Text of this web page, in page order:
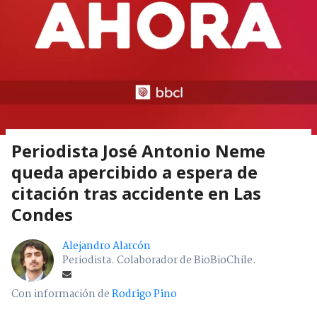
Periodista José Antonio Neme
queda apercibido a espera de
citación tras accidente en Las
Condes
Alejandro Alarcón
Periodista. Colaborador de BioBioChile.
Con información deRodrigo Pino